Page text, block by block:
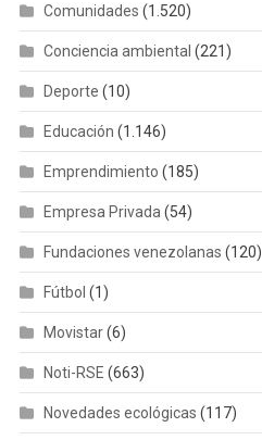
Comunidades (1.520)
Conciencia ambiental (221)
Deporte (10)
Educación (1.146)
Emprendimiento (185)
Empresa Privada (54)
Fundaciones venezolanas (120)
Fútbol (1)
Movistar(6)
Noti-RSE (663)
Novedades ecológicas (117)